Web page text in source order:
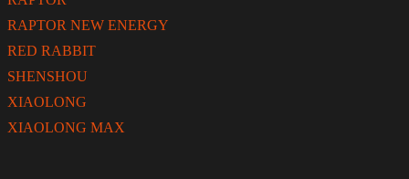
RAPTOR NEW ENERGY
RED RABBIT
SHENSHOU
XIAOLONG
XIAOLONG MAX